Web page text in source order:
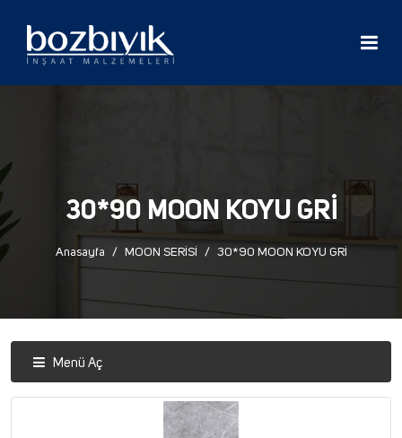
30*90 MOON KOYU GRİ
Anasayfa MOON SERİSİ 30*90 MOON KOYU GRİ
Menü Aç